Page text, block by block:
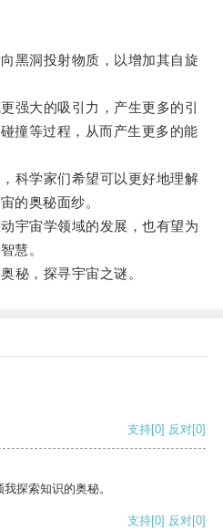
洞投射物质，以增加其自旋
大的吸引力，产生更多的引
撞等过程，从而产生更多的能
学家们希望可以更好地理解
的奥秘面纱。
宙学领域的发展，也有望为
慧。
，探寻宇宙之谜。
支持[0] 反对[0]
探索知识的奥秘。
支持[0] 反对[0]